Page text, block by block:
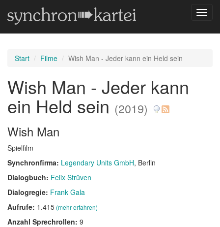
Start Filme Wish Man - Jeder kann ein Held sein
Wish Man - Jeder kann
ein Held sein (2019)
Wish Man
Spielfilm
Synchronfirma: Legendary Units GmbH, Berlin
Dialogbuch: Felix Strüven
Dialogregie: Frank Gala
Aufrufe: 1.415(mehr erfahren)
Anzahl Sprechrollen: 9